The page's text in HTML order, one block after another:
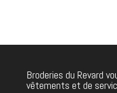
Broderies du Revard
vêtements et de